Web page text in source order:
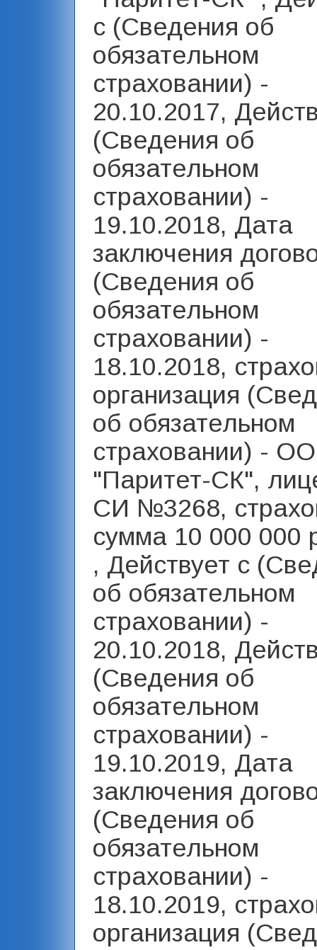
с (Сведения об
обязательном
страховании) -
20.10.2017,
(Сведения об
обязательном
страховании) -
19.10.2018, Дата
заключения
(Сведения об
обязательном
страховании) -
18.10.2018,
организация
об обязательном
страховании) -
"Паритет-СК",
СИ №3268,
сумма 10 000 000
, Действует с
об обязательном
страховании) -
20.10.2018,
(Сведения об
обязательном
страховании) -
19.10.2019, Дата
заключения
(Сведения об
обязательном
страховании) -
18.10.2019,
организация